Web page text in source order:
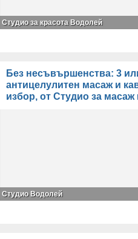
Студио за красота Водолей
Без несъвършенства: 3
антицелулитен масаж и
избор, от Студио за
Студио Водолей